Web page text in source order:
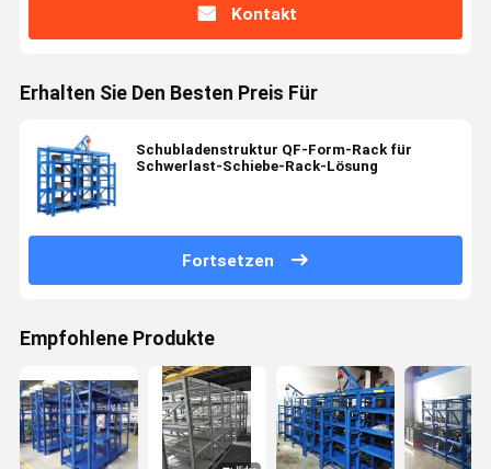
Kontakt
Erhalten Sie Den Besten Preis Für
Schubladenstruktur QF-Form-Rack für
Schwerlast-Schiebe-Rack-Lösung
Fortsetzen
Empfohlene Produkte